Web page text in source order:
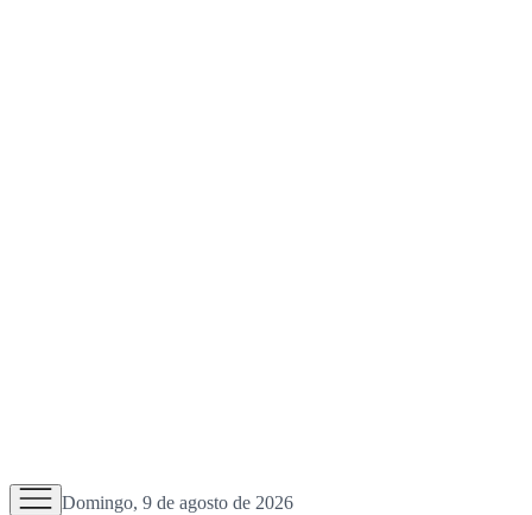
Domingo, 9 de agosto de 2026